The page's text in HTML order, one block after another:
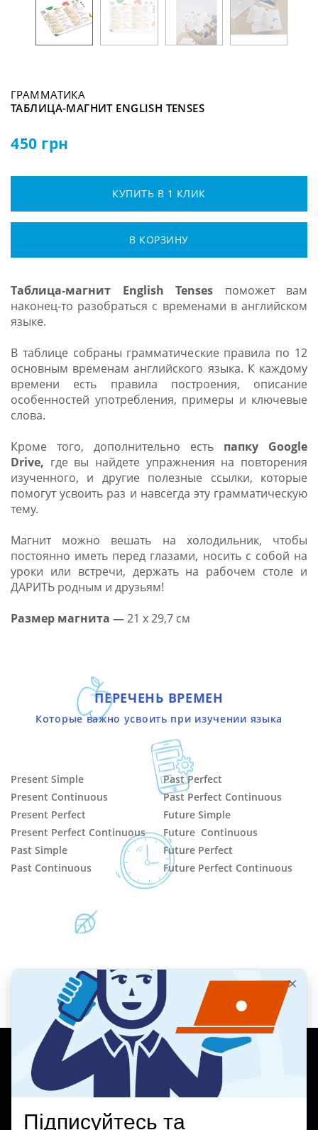
ГРАММАТИКА
ТАБЛИЦА-МАГНИТ ENGLISH TENSES
450 грн
КУПИТЬ В 1 КЛИК
В КОРЗИНУ
Таблица-магнит English Tenses поможет вам
наконец-то разобраться с временами в английском
языке.
В таблице собраны грамматические правила по 12
основным временам английского языка. К каждому
времени есть правила построения, описание
особенностей употребления, примеры и ключевые
слова.
Кроме того, дополнительно есть папку Google
Drive, где вы найдете упражнения на повторения
изученного, и другие полезные ссылки, которые
помогут усвоить раз и навсегда эту грамматическую
тему.
Магнит можно вешать на холодильник, чтобы
постоянно иметь перед глазами, носить с собой на
уроки или встречи, держать на рабочем столе и
ДАРИТЬ родным и друзьям!
Размер магнита —21 х 29,7 см
ПЕРЕЧЕНЬ ВРЕМЕН
Которые важно усвоить при изучении языка
Present Simple
Present Continuous
Present Perfect
Present Perfect Continuous
Past Simple
Past Continuous
Past Perfect
Past Perfect Continuous
Future Simple
Future Continuous
Future Perfect
Future Perfect Continuous
ВІДЕООГЛЯД